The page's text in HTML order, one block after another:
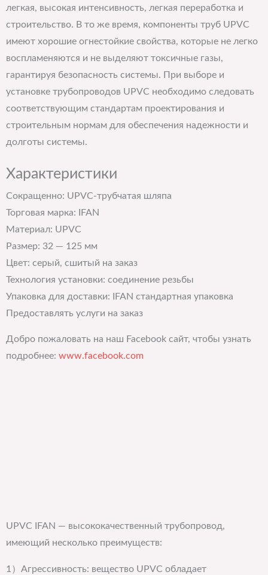
легкая, высокая интенсивность, легкая переработка и
строительство. В то же время, компоненты труб UPVC
имеют хорошие огнестойкие свойства, которые не легко
воспламеняются и не выделяют токсичные газы,
гарантируя безопасность системы. При выборе и
установке трубопроводов UPVC необходимо следовать
соответствующим стандартам проектирования и
строительным нормам для обеспечения надежности и
долготы системы.
Характеристики
Сокращенно: UPVC-трубчатая шляпа
Торговая марка: IFAN
Материал: UPVC
Размер: 32 — 125 мм
Цвет: серый, сшитый на заказ
Технология установки: соединение резьбы
Упаковка для доставки: IFAN стандартная упаковка
Предоставлять услуги на заказ
Добро пожаловать на наш Facebook сайт, чтобы узнать
подробнее: www.facebook.com
UPVC IFAN — высококачественный трубопровод,
имеющий несколько преимуществ:
1）Агрессивность: вещество UPVC обладает